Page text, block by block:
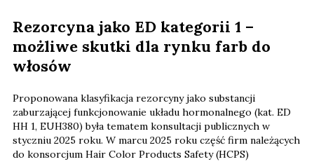
Rezorcyna jako ED kategorii 1 –
możliwe skutki dla rynku farb do
włosów
Proponowana klasyfikacja rezorcyny jako substancji
zaburzającej funkcjonowanie układu hormonalnego (kat. ED
HH 1, EUH380) była tematem konsultacji publicznych w
styczniu 2025 roku. W marcu 2025 roku część firm należących
do konsorcjum Hair Color Products Safety (HCPS)